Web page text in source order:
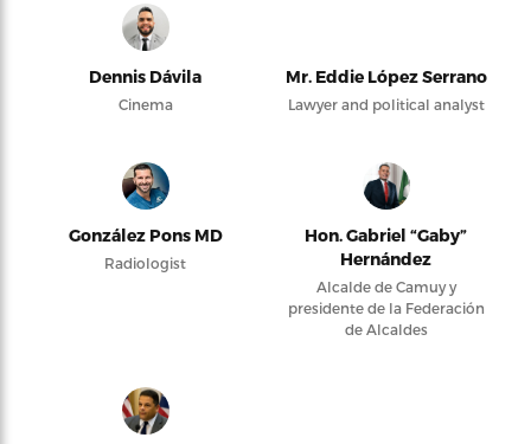
Dennis Dávila
Cinema
Mr. Eddie López Serrano
Lawyer and political analyst
González Pons MD
Radiologist
Hon. Gabriel “Gaby”
Hernández
Alcalde de Camuy y
presidente de la Federación
de Alcaldes